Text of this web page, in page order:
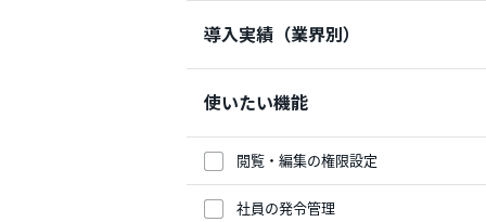
導入実績（業界別）
使いたい機能
閲覧・編集の権限設定
社員の発令管理